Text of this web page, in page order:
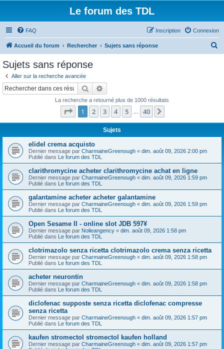
Le forum des TDL
FAQ Connexion
Inscription
Accueil du forum Rechercher Sujets sans réponse
Sujets sans réponse
Aller sur la recherche avancée
Rechercher
La recherche a retourné plus de 1000 résultats
Page 1sur40
1 2 3 4 5 40
Sujets
elidel crema acquisto
Dernier message par CharmaineGreenough « dim. août 09, 2026 2:00 pm
Publié dans Le forum des TDL
clarithromycine acheter clarithromycine achat en ligne
Dernier message par CharmaineGreenough « dim. août 09, 2026 1:59 pm
Publié dans Le forum des TDL
galantamine acheter acheter galantamine
Dernier message par CharmaineGreenough « dim. août 09, 2026 1:59 pm
Publié dans Le forum des TDL
Open Sesame II - online slot JDB 597¥
Dernier message par Nolieangency « dim. août 09, 2026 1:58 pm
Publié dans Le forum des TDL
clotrimazolo senza ricetta clotrimazolo crema senza ricetta
Dernier message par CharmaineGreenough « dim. août 09, 2026 1:58 pm
Publié dans Le forum des TDL
acheter neurontin
Dernier message par CharmaineGreenough « dim. août 09, 2026 1:58 pm
Publié dans Le forum des TDL
diclofenac supposte senza ricetta diclofenac compresse
senza ricetta
Dernier message par CharmaineGreenough « dim. août 09, 2026 1:57 pm
Publié dans Le forum des TDL
kaufen stromectol stromectol kaufen holland
Dernier message par CharmaineGreenough « dim. août 09, 2026 1:57 pm